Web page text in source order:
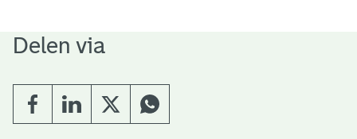
Delen via